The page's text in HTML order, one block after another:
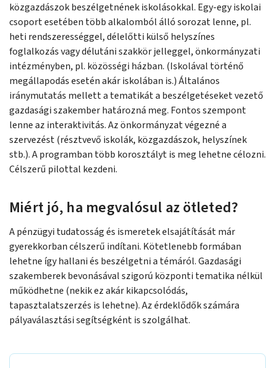
közgazdászok beszélgetnének iskolásokkal. Egy-egy iskolai
csoport esetében több alkalomból álló sorozat lenne, pl.
heti rendszerességgel, délelőtti külső helyszínes
foglalkozás vagy délutáni szakkör jelleggel, önkormányzati
intézményben, pl. közösségi házban. (Iskolával történő
megállapodás esetén akár iskolában is.) Általános
iránymutatás mellett a tematikát a beszélgetéseket vezető
gazdasági szakember határozná meg. Fontos szempont
lenne az interaktivitás. Az önkormányzat végezné a
szervezést (résztvevő iskolák, közgazdászok, helyszínek
stb.). A programban több korosztályt is meg lehetne célozni.
Célszerű pilottal kezdeni.
Miért jó, ha megvalósul az ötleted?
A pénzügyi tudatosság és ismeretek elsajátítását már
gyerekkorban célszerű indítani. Kötetlenebb formában
lehetne így hallani és beszélgetni a témáról. Gazdasági
szakemberek bevonásával szigorú központi tematika nélkül
működhetne (nekik ez akár kikapcsolódás,
tapasztalatszerzés is lehetne). Az érdeklődők számára
pályaválasztási segítségként is szolgálhat.